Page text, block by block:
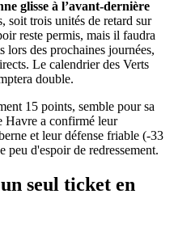
glisse à l’avant-dernière
soit trois unités de retard sur
reste permis, mais il faudra
lors des prochaines journées,
Le calendrier des Verts
double.
15 points, semble pour sa
Havre a confirmé leur
et leur défense friable (-33
peu d'espoir de redressement.
seul ticket en